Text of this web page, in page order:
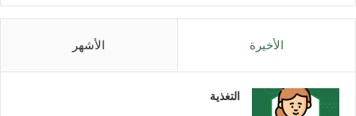
الأخيرة الأشهر
التغذية